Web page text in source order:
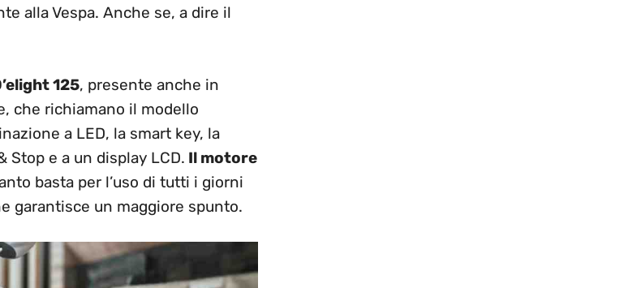
alla Vespa. Anche se, a dire il
125, presente anche in
che richiamano il modello
a LED, la smart key, la
e a un display LCD. Il motore
basta per l’uso di tutti i giorni
garantisce un maggiore spunto.